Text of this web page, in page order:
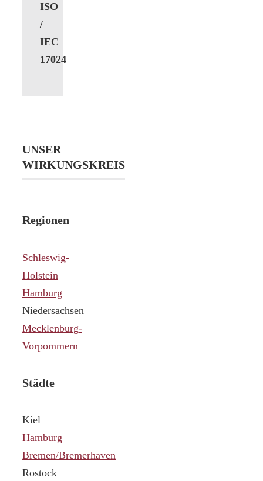
ISO
/
IEC
17024
UNSER
WIRKUNGSKREIS
Regionen
Schleswig-
Holstein
Hamburg
Niedersachsen
Mecklenburg-
Vorpommern
Städte
Kiel
Hamburg
Bremen/Bremerhaven
Rostock